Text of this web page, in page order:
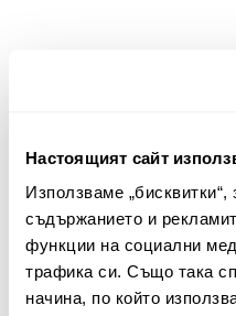
Настоящият сайт
Използваме
съдържанието и
функции на социални
трафика си. Също така
начина, по който
Име
Вашият коментар: